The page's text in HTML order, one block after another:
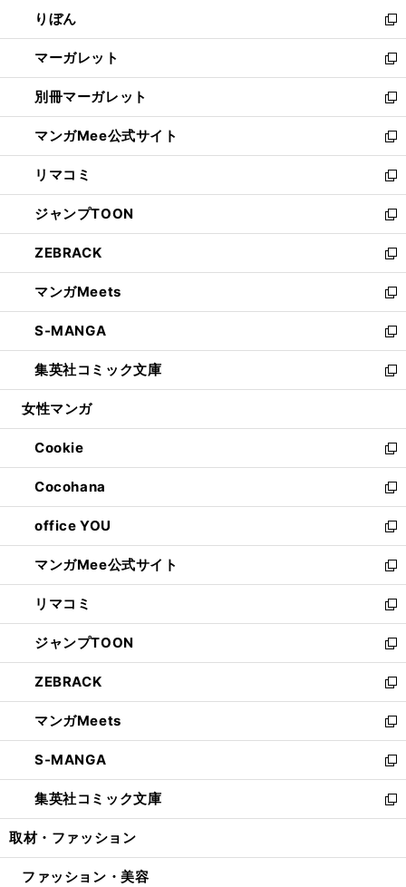
く
で
開
く
ド
ウ
で
開
く
ィ
ン
ド
ウ
で
開
く
りぼん
新
し
い
ウ
ィ
ン
ド
ウ
で
開
く
マーガレット
新
し
い
ウ
ィ
ン
ド
ウ
で
開
く
別冊マーガレット
新
し
い
ウ
ィ
ン
ド
ウ
で
開
く
マンガMee公式サイト
新
し
い
ウ
ィ
ン
ド
ウ
で
開
く
リマコミ
新
し
い
ウ
ィ
ン
ド
ウ
で
開
く
ジャンプTOON
新
し
い
ウ
ィ
ン
ド
ウ
で
開
ZEBRACK
新
し
い
ウ
ィ
ン
ド
ウ
開
く
マンガMeets
新
し
い
ウ
ィ
ン
ウ
で
開
く
S-MANGA
新
し
い
ウ
ン
ド
ウ
で
開
く
集英社コミック文庫
新
し
ウ
ィ
ン
ド
ウ
で
開
く
女性マンガ
Cookie
新
し
い
ウ
ィ
ン
ド
ウ
で
開
く
Cocohana
新
し
い
ウ
ィ
ン
ド
ウ
で
開
く
office YOU
新
し
い
ウ
ィ
ン
ド
ウ
で
開
く
マンガMee公式サイト
新
し
い
ウ
ィ
ン
ド
ウ
で
開
く
リマコミ
新
し
い
ウ
ィ
ン
ド
ウ
で
開
く
ジャンプTOON
新
し
い
ウ
ィ
ン
ド
ウ
で
開
ZEBRACK
新
し
い
ウ
ィ
ン
ド
ウ
開
マンガMeets
新
し
い
ウ
ィ
ン
ウ
S-MANGA
新
し
い
ウ
ン
集英社コミック文庫
新
し
ウ
取材・ファッション
ファッション・美容